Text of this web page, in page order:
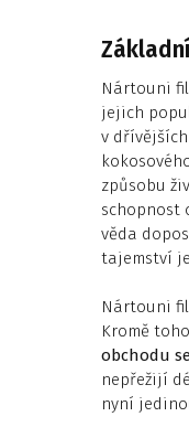
Nártouni
jejich
v
způsobu
schopnost
věda
tajemství
Nártouni
Kromě
obchodu
nepřežijí
nyní